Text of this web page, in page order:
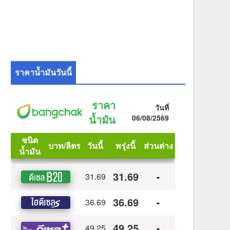
ราคาน้ำมันวันนี้